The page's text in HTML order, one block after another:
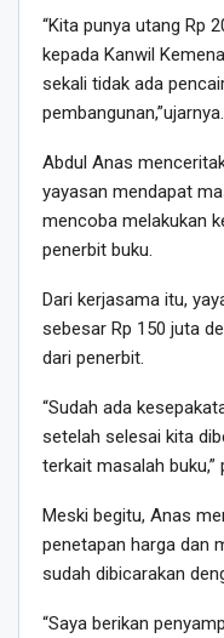
“Kita punya utang Rp
kepada Kanwil
sekali tidak ada
Abdul Anas
yayasan mendapat
mencoba melakukan
penerbit buku.
Dari kerjasama itu,
sebesar Rp 150 juta
dari penerbit.
“Sudah ada
setelah selesai kita
terkait masalah buku,”
Meski begitu, Anas
penetapan harga dan
sudah dibicarakan
“Saya berikan